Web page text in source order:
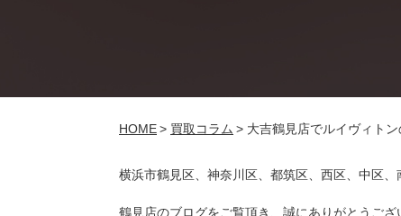
HOME> 買取コラム > 大吉鶴見店でルイヴィト
横浜市鶴見区、神奈川区、都筑区、西区、中区
鶴見店のブログをご覧頂き、誠にありがとうござ